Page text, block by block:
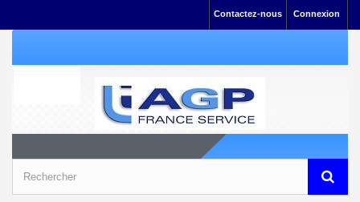
Connexion
Contactez-nous